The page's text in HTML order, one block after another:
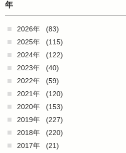
年
2026年
(83)
2025年
(115)
2024年
(122)
2023年
(40)
2022年
(59)
2021年
(120)
2020年
(153)
2019年
(227)
2018年
(220)
2017年
(21)